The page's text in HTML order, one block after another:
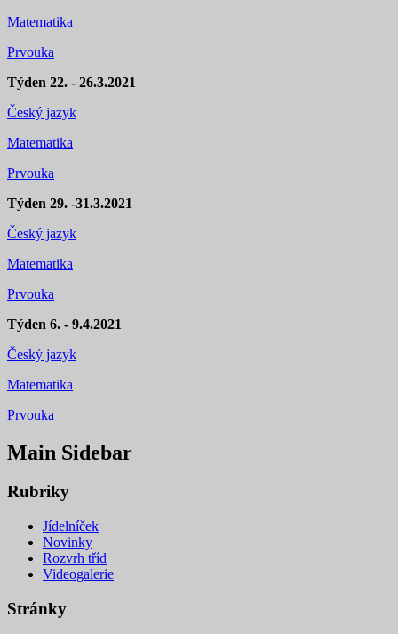
Matematika
Prvouka
Týden 22. - 26.3.2021
Český jazyk
Matematika
Prvouka
Týden 29. -31.3.2021
Český jazyk
Matematika
Prvouka
Týden 6. - 9.4.2021
Český jazyk
Matematika
Prvouka
Main Sidebar
Rubriky
Jídelníček
Novinky
Rozvrh tříd
Videogalerie
Stránky